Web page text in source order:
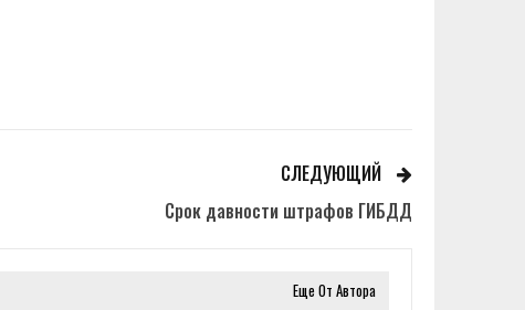
СЛЕДУЮЩИЙ
Срок давности штрафов ГИБДД
Еще От Автора